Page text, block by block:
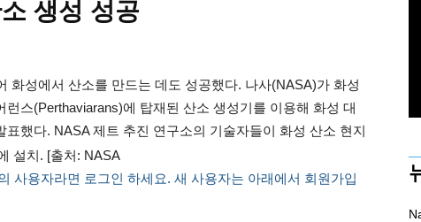
생성 성공
화성에서 산소를 만드는 데도 성공했다. 나사(NASA)가 화성
스(Perthaviarans)에 탑재된 산소 생성기를 이용해 화성 대
했다. NASA 제트 추진 연구소의 기술자들이 화성 산소 현지
설치. [출처: NASA
사용자라면 로그인 하세요. 새 사용자는 아래에서 회원가입